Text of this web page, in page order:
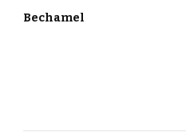
Bechamel